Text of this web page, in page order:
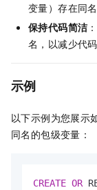
变量）存在同
保持代码简洁
名，以减少代码
示例
以下示例为您展示
同名的包级变量：
CREATE OR